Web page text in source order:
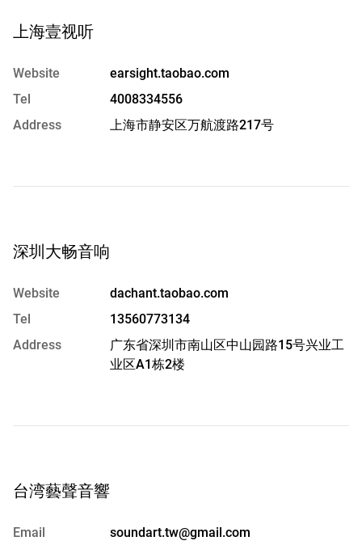
上海壹视听
Website
earsight.taobao.com
Tel
4008334556
Address
上海市静安区万航渡路217号
深圳大畅音响
Website
dachant.taobao.com
Tel
13560773134
Address
广东省深圳市南山区中山园路15号兴业工
业区A1栋2楼
台湾藝聲音響
Email
soundart.tw@gmail.com